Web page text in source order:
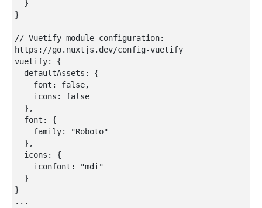
}
// Vuetify module configuration:
https://go.nuxtjs.dev/config-vuetify
vuetify: {
}